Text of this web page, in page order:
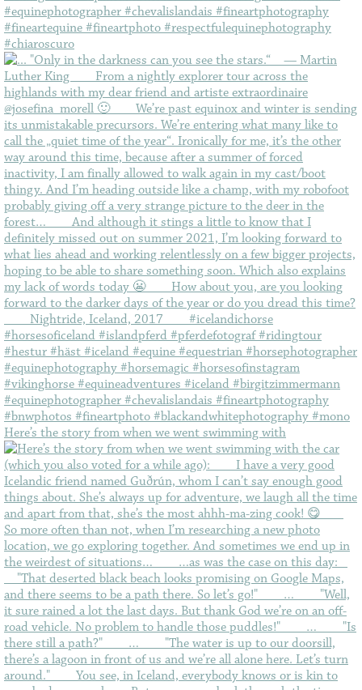
Here’s the story from when we went swimming with